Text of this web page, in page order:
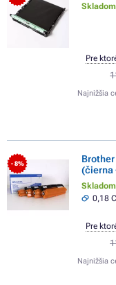
Najnižšia
Pre
- 8%
(čierna
0,18
Najnižšia
Pre